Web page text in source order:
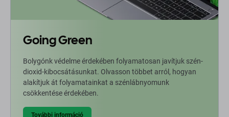
Going Green
Bolygónk védelme érdekében folyamatosan javítjuk szén-
dioxid-kibocsátásunkat. Olvasson többet arról, hogyan
alakítjuk át folyamatainkat a szénlábnyomunk
csökkentése érdekében.
További információ